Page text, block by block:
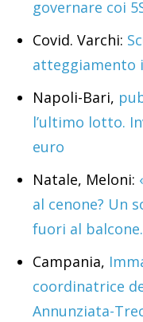
governare coi
Covid. Varchi:
atteggiamento
Napoli-Bari,
l’ultimo lotto.
euro
Natale, Meloni:
al cenone? Un
fuori al balcone.
Campania,
coordinatrice
Annunziata-